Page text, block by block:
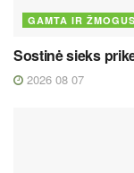
GAMTA IR ŽMOGUS
Sostinė sieks
2026 08 07